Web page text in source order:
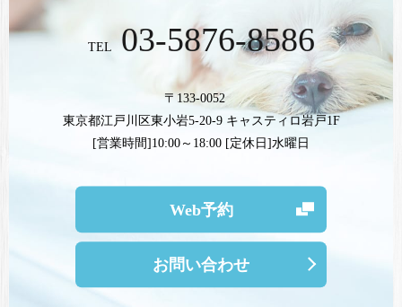
TEL 03-5876-8586
〒133-0052
東京都江戸川区東小岩5-20-9 キャスティロ岩戸1F
[営業時間]10:00～18:00 [定休日]水曜日
Web予約
お問い合わせ